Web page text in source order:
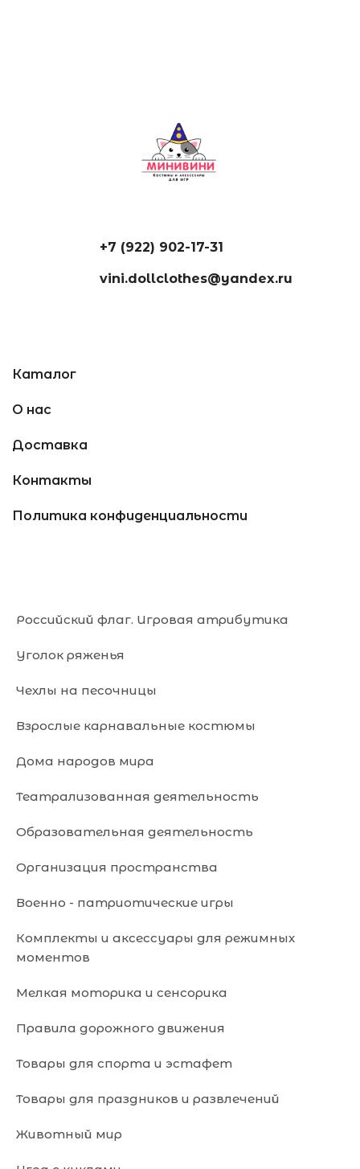
+7 (922) 902-17-31
vini.dollclothes@yandex.ru
Каталог
О нас
Доставка
Контакты
Политика конфиденциальности
Российский флаг. Игровая атрибутика
Уголок ряженья
Чехлы на песочницы
Взрослые карнавальные костюмы
Дома народов мира
Театрализованная деятельность
Образовательная деятельность
Организация пространства
Военно - патриотические игры
Комплекты и аксессуары для режимных
моментов
Мелкая моторика и сенсорика
Правила дорожного движения
Товары для спорта и эстафет
Товары для праздников и развлечений
Животный мир